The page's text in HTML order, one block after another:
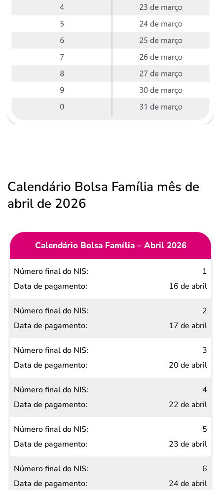
Calendário Bolsa Família mês de
abril de 2026
Calendário Bolsa Família – Abril 2026
Número
final do
Data de
pagamento
1
16 de abril
2
17 de abril
3
20 de abril
4
22 de abril
5
23 de abril
6
24 de abril